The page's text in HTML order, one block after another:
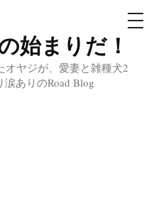
始まりだ！
オヤジが、愛妻と雑種犬2
ありのRoad Blog
メ
ニ